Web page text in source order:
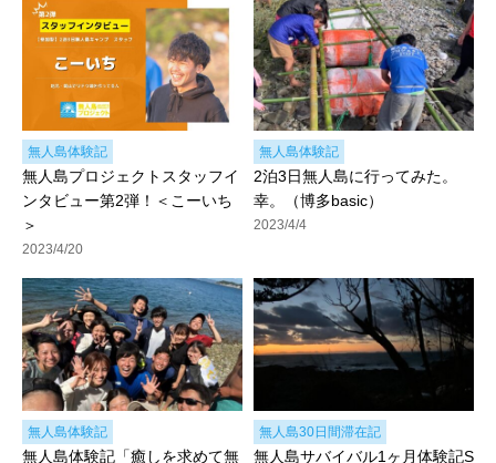
無人島体験記
無人島プロジェクトスタッフイ
ンタビュー第2弾！＜こーいち
＞
2023/4/20
無人島体験記
2泊3日無人島に行ってみた。
幸。（博多basic）
2023/4/4
無人島体験記
無人島体験記「癒しを求めて無
無人島30日間滞在記
無人島サバイバル1ヶ月体験記S